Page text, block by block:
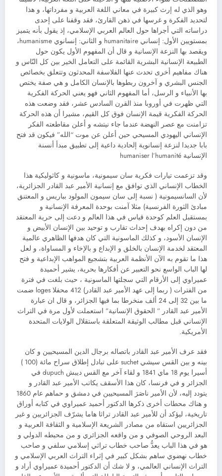
وهو الذي له إرث كبيرة في معاني اللغة العربية و مفرداتها، و هذا
لتحديد الفكرة و غرسها في ذهن القارئ، فقد وقفنا على إحدى
دراساته التي أجراها حول العالم العربي الإسلامي، إذ يقول بأنه يتميز
بمستويين الأول: إنساني humanitaire و الثاني: إنسانوي humanisme،
ويقصد بها النزعة الإنسانية و قال أن المفهوم الأول يكون حول
الطبيعة الإنسانية البشرية القائمة على التعامل الخير بين كل النّاس و
هناك مفاهيم أخرى تحدث عنها الفلاسفة المحدثون وتتعلق بخصائص
الجنس البشري و آخرون ربطوها بالإنسان الكامل و هي صفة يختص
بها الأنبياء و الرسل، أما المفهوم الثاني فهو يعني الحركة الفكرية
التي ظهرت في أوروبا منذ القرن السادس عشر، فقد وضعت هذه
الحركة الفكرية قيمة الإنسان فوق كل القيم، مشيرا أن هذه الحركة
تزامنت مع عصر النهضة عندما جاء نيتشه و أعلن مقاطعته الفكر
الإنساني اليهودي المسيحي حين أعلن عن موت “الله” فيكون قد فتح
بابا جديدا لنزعة إنسانوية إلحادية داعية إلى تطبيق مبدأ أنسنة
الإنسانية humaniser l’humanité
وقد تزعمت تيارات فكرية سان سيمونية، ماسونية و كاثوليكية هذا
الخطاب الإنساني الذي توافق مع إنسانية الأمير عبد القادر الجزائرية،
لأن السانسيمونية ( نسبة إلى سان سيمون المولود بباريس و المعتنق
مبادئ الثورة الفرنسية) مثلا آمنت بوحدة المعرفة الإنسانية و
بمستقبل العلم كوحدة قياس في هذا العالم و دعت إلى حرية المعتقد
من دون إكراه بهدف إحداث تقارب و توحيد بين الإنسان الأبيض و
الإنسان الأسود، و كذلك الماسونية التي كان هدفها الظاهري عالمية
المعتقد لخدمة الإنسان بالخلق و الإبداع و بالإخاء و المساواة، و لعل
هذا ما تقوم به الآن الأنظمة العربية بتشجيع المواهب الإبداعية و فتح
لها الباب الواسع نحو التعبير عن أفكارها بحرية، يشير أحميدة
عميراوي إلى الأرقام التي سجلتها الماسونية ، حيث بلغت في فترة
من الفترات ( ربما إلى عهد الأمير عبد القادر) 412 محفلا loges ضمت
ما بين 32 إلى 24 ألف منخرطا بما فيها الجزائر، و قال ان عبارة
الأمير عبد القادر ” الحقوق الإنسانية” استعملت لأول مرة في التراث
الإنساني قبل مطالب الوثيقة المتعلقة باستقلال الولايات المتحدة
الأمريكية.
فقد عرف الأمير عبد القادر باتصاله برجال الدين المسيحيين و كان
بينه و بين القس سيشي suchet على تبادل إطلاق سراح مائة (100 )
أسيرا يوم 18 ماي 1841 و لقاء آخر مع القس ديبش dupuch في
الجزائر و في فرنسا، كان هذا الأسقف يكاتب الأمير عبد القادر و
يتودد إليه، لأن الأمير ناصَرَ المسيحيين في دمشق و حماهم عام 1860
و هناك محطات أخرى ذكرها الدكتور أحميد عميراوي في كتابه أوراق
تاريخية، ليؤكد أن للأمير عبد القادر تراثا هاما يشرّف الجزائريين و غير
الجزائريين استقاه من مصادر الشريعة الإسلامية و الثقافة العربية و
البعد الروحي الصوفي و من واقعه الجزائري و من محيطه الدولي و
هو في هذا الباب يعدُّ صاحب خطاب تراثي إسلامي سلفي و صاحب
خطاب نهضوي ساهم بشكل كبير في إثراء التراث العربي الإسلامي و
التراث الإنساني العالمي، و لا شك أن الدكتور أحميدة عميراوي أراد و